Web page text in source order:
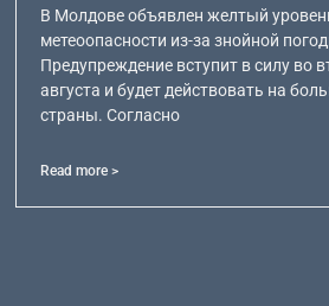
В Молдове объявлен желтый
метеоопасности из-за знойной
Предупреждение вступит в силу во
августа и будет действовать на
страны. Согласно
Read more >